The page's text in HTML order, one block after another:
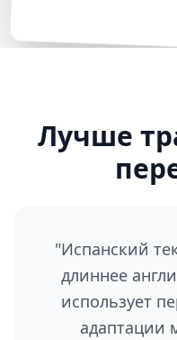
Лучше
"Испанский
длиннее
использует
адаптации